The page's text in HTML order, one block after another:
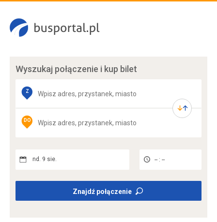
Wyszukaj połączenie i kup bilet
Z
DO
nd. 9 sie. -- : --
Znajdź połączenie